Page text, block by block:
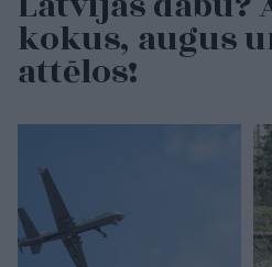
kokus, augus
attēlos!